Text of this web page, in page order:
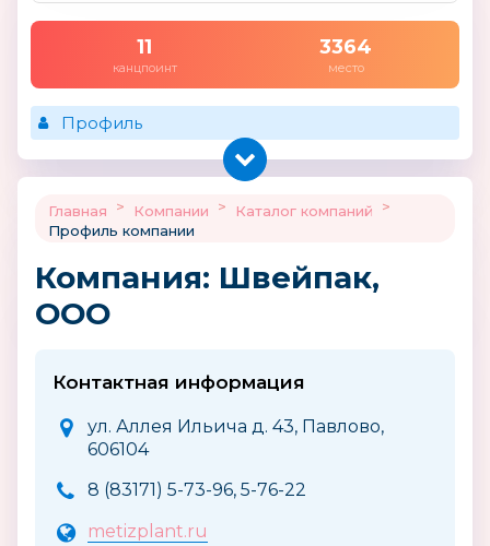
11
канцпоинт
3364
место
Профиль
Главная > Компании > Каталог компаний
>
Профиль компании
Компания: Швейпак,
ООО
Контактная информация
ул. Аллея Ильича д. 43, Павлово,
606104
8 (83171) 5-73-96, 5-76-22
metizplant.ru